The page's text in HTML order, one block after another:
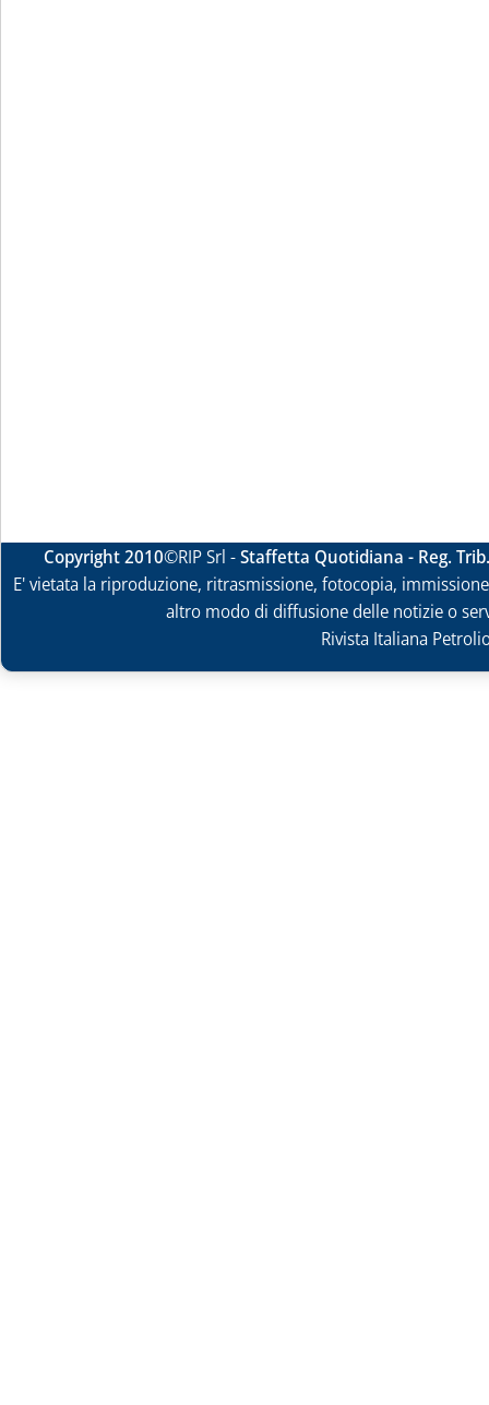
Copyright 2010©RIP Srl -Staffetta Quotidiana - Reg.
E' vietata la riproduzione, ritrasmissione, fotocopia,
altro modo di diffusione delle notizie o
Rivista Italiana